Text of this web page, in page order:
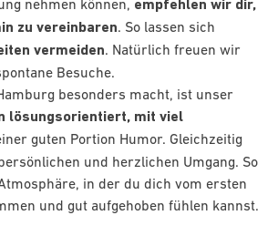
nehmen können, empfehlen wir dir,
zu vereinbaren. So lassen sich
vermeiden. Natürlich freuen wir
Besuche.
besonders macht, ist unser
lösungsorientiert, mit viel
guten Portion Humor. Gleichzeitig
und herzlichen Umgang. So
in der du dich vom ersten
und gut aufgehoben fühlen kannst.